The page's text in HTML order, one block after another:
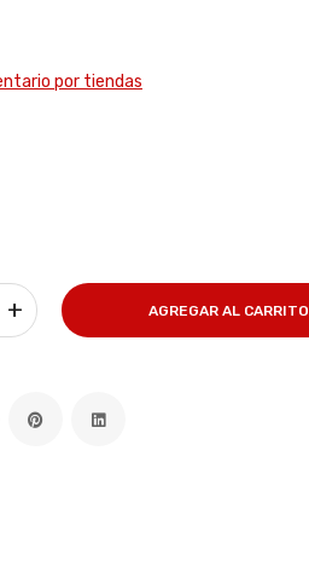
por tiendas
+ AGREGAR AL CARRITO